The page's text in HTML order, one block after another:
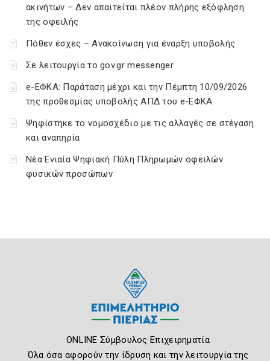
ακινήτων – Δεν απαιτείται πλέον πλήρης εξόφληση
της οφειλής
Πόθεν έσχες – Ανακοίνωση για έναρξη υποβολής
Σε λειτουργία το gov.gr messenger
e-ΕΦΚΑ: Παράταση μέχρι και την Πέμπτη 10/09/2026
της προθεσμίας υποβολής ΑΠΔ του e-ΕΦΚΑ
Ψηφίστηκε το νομοσχέδιο με τις αλλαγές σε στέγαση
και αναπηρία
Νέα Ενιαία Ψηφιακή Πύλη Πληρωμών οφειλών
φυσικών προσώπων
ONLINE Σύμβουλος Επιχειρηματία
Όλα όσα αφορούν την ίδρυση και την λειτουργία της